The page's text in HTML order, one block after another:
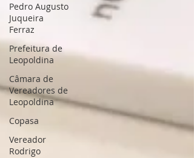
Pedro Augusto
Juqueira
Ferraz
Prefeitura de
Leopoldina
Câmara de
Vereadores de
Leopoldina
Copasa
Vereador
Rodrigo